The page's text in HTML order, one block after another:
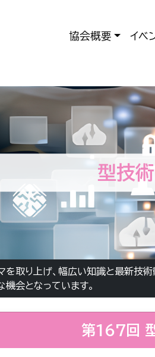
協会概要 イベ
型技
を取り上げ、幅広い知識と最新技
会となっています。
第167回